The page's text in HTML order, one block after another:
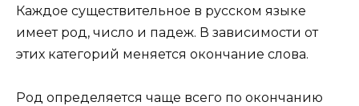
Каждое существительное в русском языке
имеет род, число и падеж. В зависимости от
этих категорий меняется окончание слова.
Род определяется чаще всего по окончанию